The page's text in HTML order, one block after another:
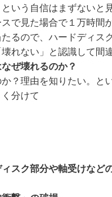
いう自信はまずないと
で見た場合で１万時間
るので、ハードディス
れない」と認識して間
ぜ壊れるのか？
？理由を知りたい。と
分けて
スク部分や軸受けなど